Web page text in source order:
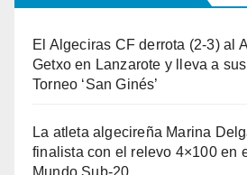
El Algeciras CF derrota (2-3) al
Getxo en Lanzarote y lleva a sus
Torneo ‘San Ginés’
La atleta algecireña Marina
finalista con el relevo 4×100 en